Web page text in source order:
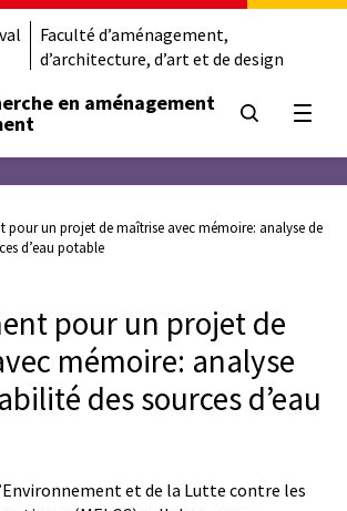
Faculté d’aménagement,
d’architecture, d’art et de design
en aménagement
pour un projet de maîtrise avec mémoire: analyse de
d’eau potable
pour un projet de
mémoire: analyse
des sources d’eau
et de la Lutte contre les